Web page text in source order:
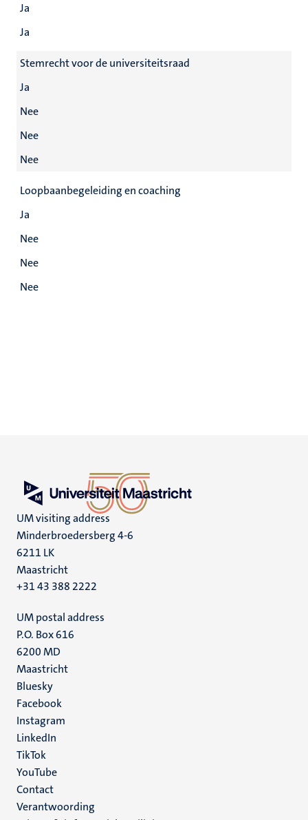
Ja
Ja
Stemrecht voor de universiteitsraad
Ja
Nee
Nee
Nee
Loopbaanbegeleiding en coaching
Ja
Nee
Nee
Nee
UM visiting address
Minderbroedersberg 4-6
6211 LK
Maastricht
+31 43 388 2222
UM postal address
P.O. Box 616
6200 MD
Maastricht
Social
media
Bluesky
Facebook
Instagram
LinkedIn
TikTok
YouTube
Menu
footer
Contact
Verantwoording